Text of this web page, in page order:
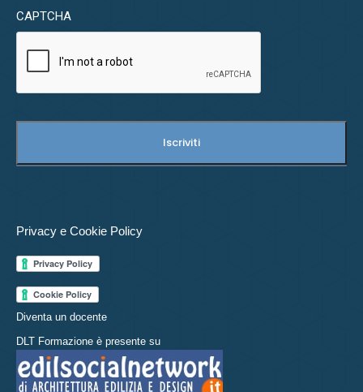
CAPTCHA
Privacy e Cookie Policy
Diventa un docente
DLT Formazione è presente su